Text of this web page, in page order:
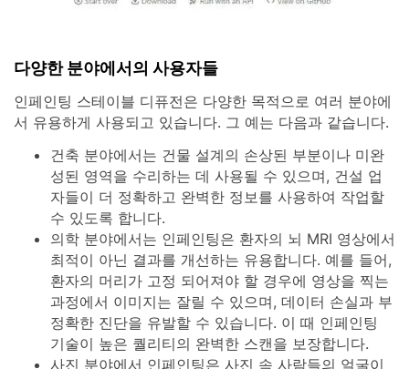
다양한 분야에서의 사용자들
인페인팅 스테이블 디퓨전은 다양한 목적으로 여러 분야에
서 유용하게 사용되고 있습니다. 그 예는 다음과 같습니다.
건축 분야에서는 건물 설계의 손상된 부분이나 미완
성된 영역을 수리하는 데 사용될 수 있으며, 건설 업
자들이 더 정확하고 완벽한 정보를 사용하여 작업할
수 있도록 합니다.
의학 분야에서는 인페인팅은 환자의 뇌 MRI 영상에서
최적이 아닌 결과를 개선하는 유용합니다. 예를 들어,
환자의 머리가 고정 되어져야 할 경우에 영상을 찍는
과정에서 이미지는 잘릴 수 있으며, 데이터 손실과 부
정확한 진단을 유발할 수 있습니다. 이 때 인페인팅
기술이 높은 퀄리티의 완벽한 스캔을 보장합니다.
사진 분야에서 인페인팅은 사진 속 사람들의 얼굴이